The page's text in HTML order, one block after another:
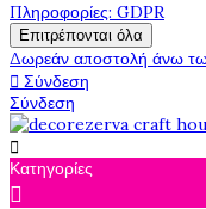
Πληροφορίες: GDPR
Επιτρέπονται όλα
Δωρεάν αποστολή άνω
 Σύνδεση
Σύνδεση

Κατηγορίες
